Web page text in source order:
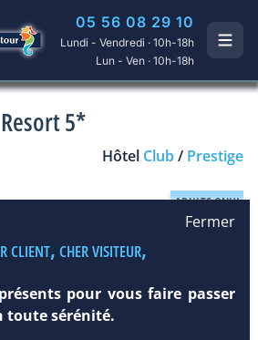
05 56 08 29 10
Lundi - Vendredi · 10h-18h
Lun - Ven · 10h-18h
5*
Hôtel Club/ Prestige
Fermer
client, cher visiteur,
pour vous faire passer
toute sérénité.